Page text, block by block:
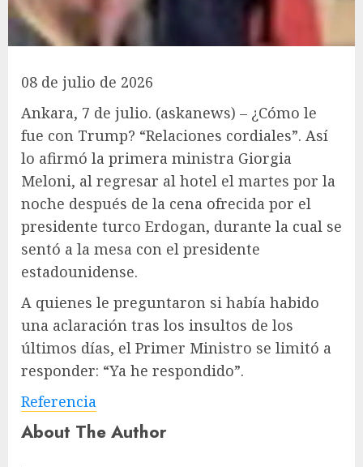
08 de julio de 2026
Ankara, 7 de julio. (askanews) – ¿Cómo le
fue con Trump? “Relaciones cordiales”. Así
lo afirmó la primera ministra Giorgia
Meloni, al regresar al hotel el martes por la
noche después de la cena ofrecida por el
presidente turco Erdogan, durante la cual se
sentó a la mesa con el presidente
estadounidense.
A quienes le preguntaron si había habido
una aclaración tras los insultos de los
últimos días, el Primer Ministro se limitó a
responder: “Ya he respondido”.
Referencia
About The Author